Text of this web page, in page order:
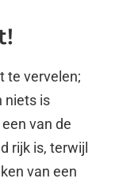
te vervelen;
niets is
van de
rijk is, terwijl
van een